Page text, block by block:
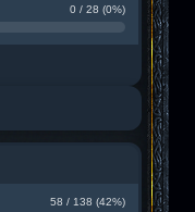
0 / 28 (0%)
58 / 138 (42%)